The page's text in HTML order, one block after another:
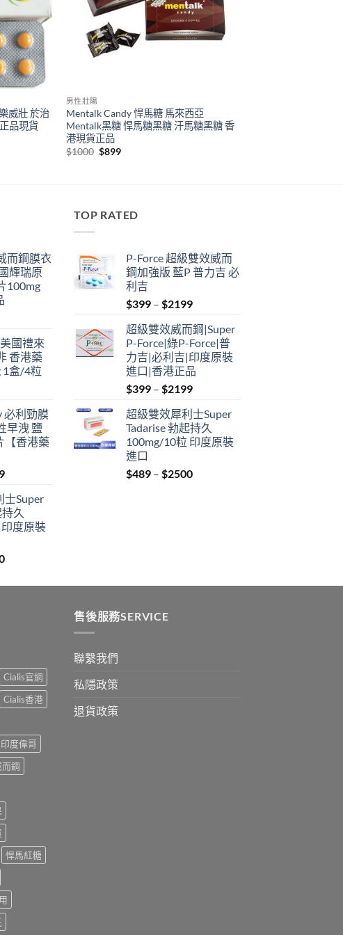
威壯 於治
品現貨
男性壯陽
Mentalk Candy 悍馬糖 馬來西亞
Mentalk黑糖 悍馬糖黑糖 汗馬糖黑糖 香
港現貨正品
$1000 Original
$899Current
而鋼膜衣
輝瑞原
100mg
國禮來
香港藥
1盒/4粒
必利勁膜
早洩 鹽
【香港藥
Price
$799
through
$2099
士Super
久
度原裝
Price
$489
TOP RATED
P-Force 超級雙效威而
鋼加強版 藍P 普力吉 必
利吉
$399 – $2199Price
$399
through
$2199
超級雙效威而鋼|Super
P-Force|綠P-Force|普
力吉|必利吉|印度原裝
進口|香港正品
$399 – $2199Price
$399
through
$2199
超級雙效犀利士Super
Tadarise 勃起持久
100mg/10粒 印度原裝
進口
$489 – $2500Price
Cialis官網
Cialis香港
印度偉哥
而鋼
悍馬紅糖
售後服務SERVICE
聯繫我們
私隱政策
退貨政策